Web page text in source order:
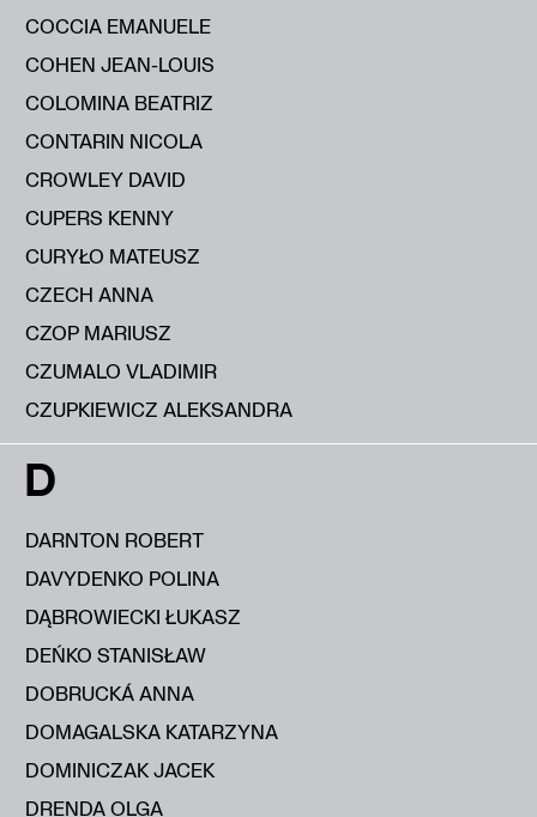
COCCIA EMANUELE
COHEN JEAN-LOUIS
COLOMINA BEATRIZ
CONTARIN NICOLA
CROWLEY DAVID
CUPERS KENNY
CURYŁO MATEUSZ
CZECH ANNA
CZOP MARIUSZ
CZUMALO VLADIMIR
CZUPKIEWICZ ALEKSANDRA
D
DARNTON ROBERT
DAVYDENKO POLINA
DĄBROWIECKI ŁUKASZ
DEŃKO STANISŁAW
DOBRUCKÁ ANNA
DOMAGALSKA KATARZYNA
DOMINICZAK JACEK
DRENDA OLGA